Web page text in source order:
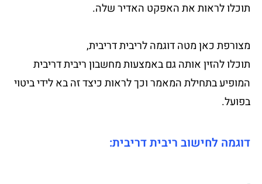
תוכלו לראות את האפקט האדיר שלה.
מצורפת כאן מטה דוגמה לריבית דריבית,
תוכלו להזין אותה גם באמצעות מחשבון ריבית דריבית
המופיע בתחילת המאמר וכך לראות כיצד זה בא לידי ביטוי
בפועל.
דוגמה לחישוב ריבית דריבית: